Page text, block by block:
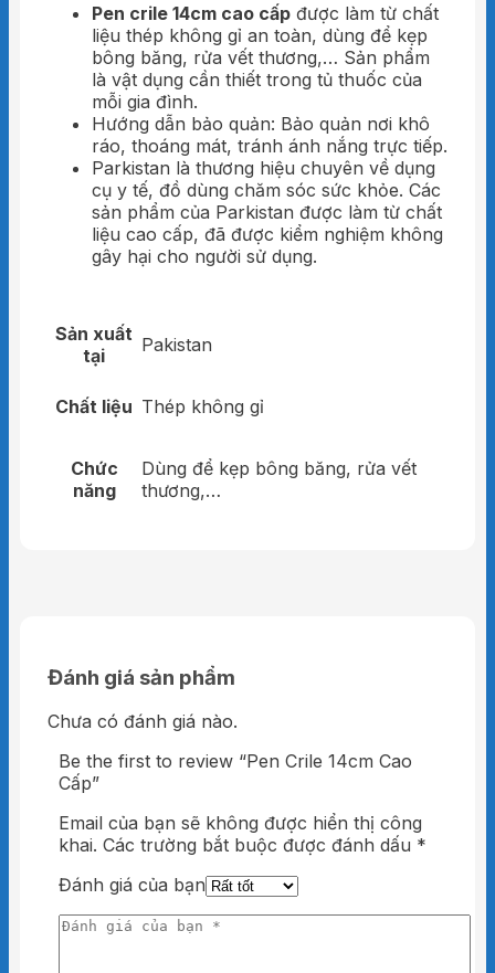
Pen crile 14cm cao cấp được làm từ chất
liệu thép không gỉ an toàn, dùng để kẹp
bông băng, rửa vết thương,… Sản phẩm
là vật dụng cần thiết trong tủ thuốc của
mỗi gia đình.
Hướng dẫn bảo quản: Bảo quản nơi khô
ráo, thoáng mát, tránh ánh nắng trực tiếp.
Parkistan là thương hiệu chuyên về dụng
cụ y tế, đồ dùng chăm sóc sức khỏe. Các
sản phẩm của Parkistan được làm từ chất
liệu cao cấp, đã được kiểm nghiệm không
gây hại cho người sử dụng.
Sản xuất
tại
Pakistan
Chất liệu Thép không gỉ
Chức
năng
Dùng để kẹp bông băng, rửa vết
thương,…
Đánh giá sản phẩm
Chưa có đánh giá nào.
Be the first to review “Pen Crile 14cm Cao
Cấp”
Email của bạn sẽ không được hiển thị công
khai. Các trường bắt buộc được đánh dấu *
Đánh giá của bạn